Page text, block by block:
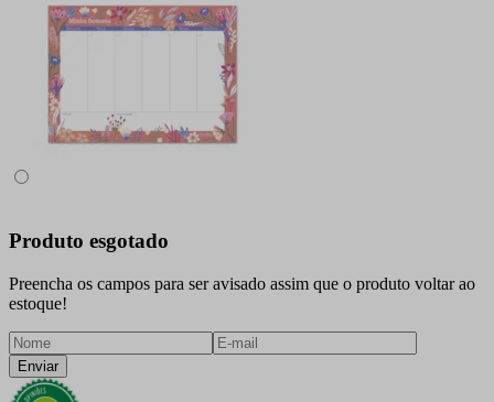
Produto esgotado
Preencha os campos para ser avisado assim que o produto voltar ao
estoque!
Enviar